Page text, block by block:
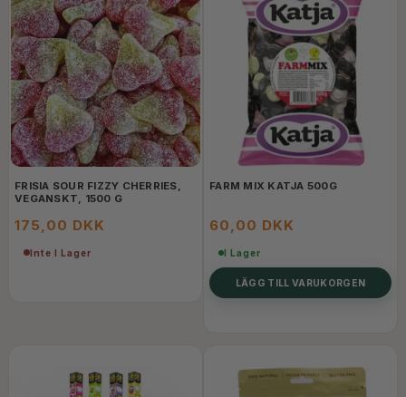
FRISIA SOUR FIZZY CHERRIES,
VEGANSKT, 1500 G
175,00 DKK
Inte I Lager
FARM MIX KATJA 500G
60,00 DKK
I Lager
LÄGG TILL VARUKORGEN